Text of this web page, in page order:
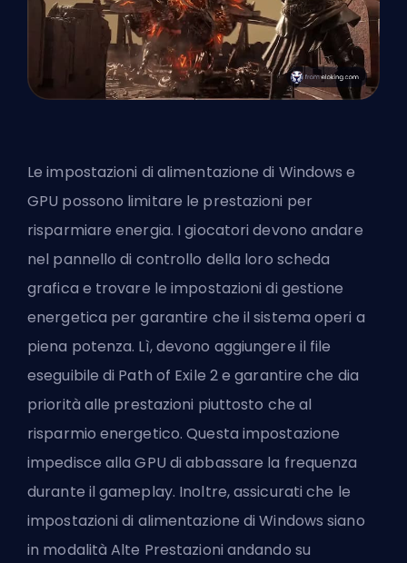
Le impostazioni di alimentazione di Windows e
GPU possono limitare le prestazioni per
risparmiare energia. I giocatori devono andare
nel pannello di controllo della loro scheda
grafica e trovare le impostazioni di gestione
energetica per garantire che il sistema operi a
piena potenza. Lì, devono aggiungere il file
eseguibile di Path of Exile 2 e garantire che dia
priorità alle prestazioni piuttosto che al
risparmio energetico. Questa impostazione
impedisce alla GPU di abbassare la frequenza
durante il gameplay. Inoltre, assicurati che le
impostazioni di alimentazione di Windows siano
in modalità Alte Prestazioni andando su